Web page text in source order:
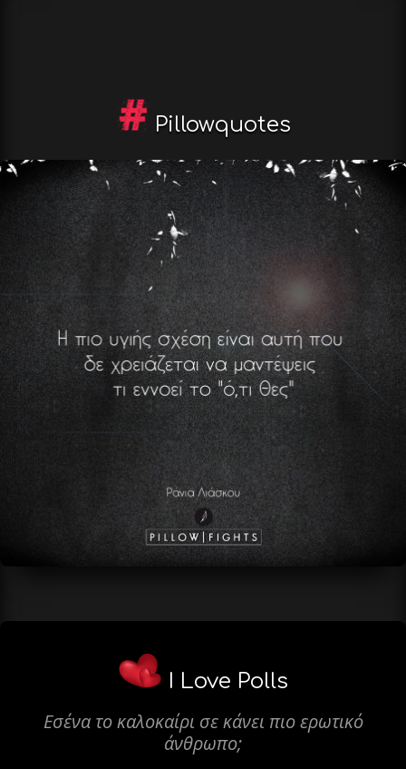
Pillowquotes
I Love Polls
Εσένα το καλοκαίρι σε κάνει πιο ερωτικό
άνθρωπο;